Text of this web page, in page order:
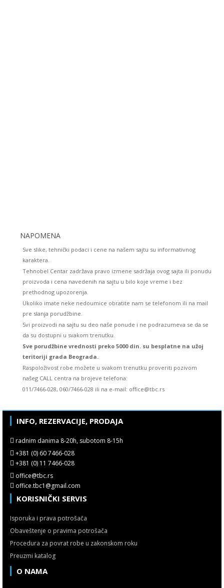
NAPOMENA
Sve slike, tehnički podaci i cene na našem sajtu su informativnog
karaktera.
Tehnobel Centar zadržava pravo izmene sadržaja ovog sajta ili ponudu
proizvoda i cena navedenih na sajtu u bilo koje vreme i bez
prethodnog upozorenja.
Ukoliko imate neke nedoumice obratite nam se telefonom ili na mail
pre slanja porudžbine.
Svi proizvodi na sajtu su deo naše ponude i ne podrazumeva se da se
da su dostupni u svakom trenutku.
Sve porudžbine vrednosti preko 5000 din. su besplatne na užoj
teritoriji grada Beograda.
Raspoloživost robe možete u svakom trenutku proveriti pozivom
našeg CALL centra na brojeve telefona:
011/7466-028, 060/7466-028 ili na e-mail: office@tbc.rs
INFO, REZERVACIJE, PRODAJA
radnim danima 8-20h, subotom 8-15h
+381 (0) 60 7466-028
+381 (0) 11 7466-028
office@tbc.rs
office.tbc1@gmail.com
KORISNIČKI SERVIS
Isporuka i prava potrošača
Obaveštenje o pravima potrošača
Procedura za povrat robe u zakonskom roku
Preuzmi katalog
O NAMA